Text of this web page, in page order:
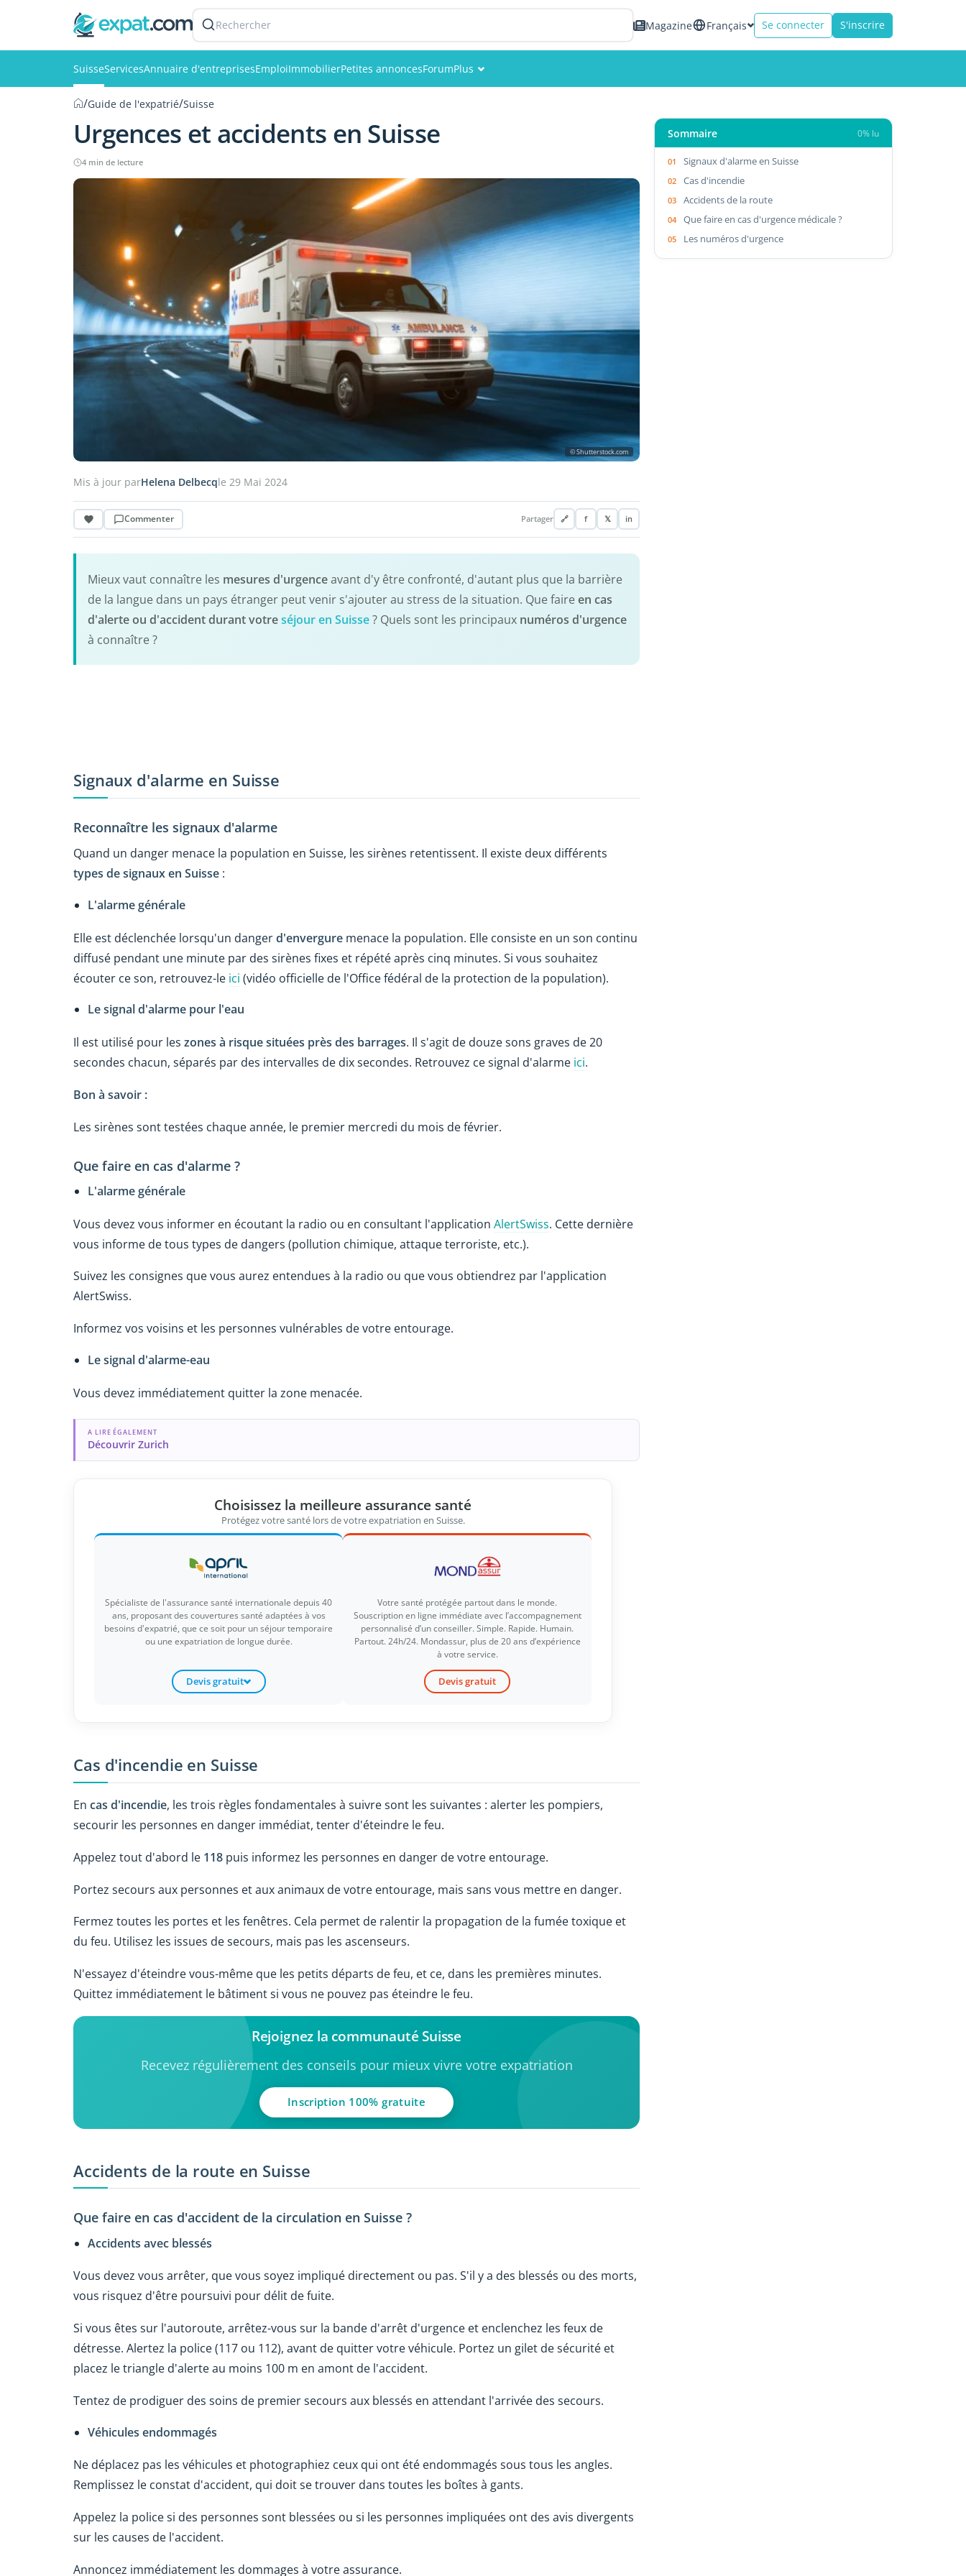
Rechercher Magazine Français Se connecter S'inscrire
SuisseServicesAnnuaire d'entreprisesEmploiImmobilierPetites annoncesForumPlus
/Guide de l'expatrié/Suisse
Urgences et accidents en Suisse
4 min de lecture
© Shutterstock.com
Mis à jour parHelena Delbecqle 29 Mai 2024
Commenter Partager 🔗 f 𝕏 in
Mieux vaut connaître les mesures d'urgenceavant d'y être confronté, d'autant plus que la barrière
de la langue dans un pays étranger peut venir s'ajouter au stress de la situation. Que faireen cas
d'alerte ou d'accident durant votreséjour en Suisse? Quels sont les principaux numéros d'urgence
à connaître ?
Signaux d'alarme en Suisse
Reconnaître les signaux d'alarme
Quand un danger menace la population en Suisse, les sirènes retentissent. Il existe deux différents
types de signaux en Suisse :
L'alarme générale
Elle est déclenchée lorsqu'un dangerd'envergure menace la population. Elle consiste en un son continu
diffusé pendant une minute par des sirènes fixes et répété après cinq minutes. Si vous souhaitez
écouter ce son, retrouvez-le ici (vidéo officielle de l'Office fédéral de la protection de la population).
Le signal d'alarme pour l'eau
Il est utilisé pour les zones à risque situées près des barrages. Il s'agit de douze sons graves de 20
secondes chacun, séparés par des intervalles de dix secondes. Retrouvez ce signal d'alarme ici.
Bon à savoir :
Les sirènes sont testées chaque année, le premier mercredi du mois de février.
Que faire en cas d'alarme ?
L'alarme générale
Vous devez vous informer en écoutant la radio ou en consultant l'application AlertSwiss. Cette dernière
vous informe de tous types de dangers (pollution chimique, attaque terroriste, etc.).
Suivez les consignes que vous aurez entendues à la radio ou que vous obtiendrez par l'application
AlertSwiss.
Informez vos voisins et les personnes vulnérables de votre entourage.
Le signal d'alarme-eau
Vous devez immédiatement quitter la zone menacée.
A LIRE ÉGALEMENT
Découvrir Zurich
Choisissez la meilleure assurance santé
Protégez votre santé lors de votre expatriation en Suisse.
Spécialiste de l'assurance santé internationale depuis 40
ans, proposant des couvertures santé adaptées à vos
besoins d'expatrié, que ce soit pour un séjour temporaire
ou une expatriation de longue durée.
Devis gratuit
Votre santé protégée partout dans le monde.
Souscription en ligne immédiate avec l’accompagnement
personnalisé d’un conseiller. Simple. Rapide. Humain.
Partout. 24h/24. Mondassur, plus de 20 ans d’expérience
à votre service.
Devis gratuit
Cas d'incendie en Suisse
En cas d'incendie, les trois règles fondamentales à suivre sont les suivantes : alerter les pompiers,
secourir les personnes en danger immédiat, tenter d'éteindre le feu.
Appelez tout d'abord le 118 puis informez les personnes en danger de votre entourage.
Portez secours aux personnes et aux animaux de votre entourage, mais sans vous mettre en danger.
Fermez toutes les portes et les fenêtres. Cela permet de ralentir la propagation de la fumée toxique et
du feu. Utilisez les issues de secours, mais pas les ascenseurs.
N'essayez d'éteindre vous-même que les petits départs de feu, et ce, dans les premières minutes.
Quittez immédiatement le bâtiment si vous ne pouvez pas éteindre le feu.
Rejoignez la communauté Suisse
Recevez régulièrement des conseils pour mieux vivre votre expatriation
Inscription 100% gratuite
Accidents de la route en Suisse
Que faire en cas d'accident de la circulation en Suisse ?
Accidents avec blessés
Vous devez vous arrêter, que vous soyez impliqué directement ou pas. S'il y a des blessés ou des morts,
vous risquez d'être poursuivi pour délit de fuite.
Si vous êtes sur l'autoroute, arrêtez-vous sur la bande d'arrêt d'urgence et enclenchez les feux de
détresse. Alertez la police (117 ou 112), avant de quitter votre véhicule. Portez un gilet de sécurité et
placez le triangle d'alerte au moins 100 m en amont de l'accident.
Tentez de prodiguer des soins de premier secours aux blessés en attendant l'arrivée des secours.
Véhicules endommagés
Ne déplacez pas les véhicules et photographiez ceux qui ont été endommagés sous tous les angles.
Remplissez le constat d'accident, qui doit se trouver dans toutes les boîtes à gants.
Appelez la police si des personnes sont blessées ou si les personnes impliquées ont des avis divergents
sur les causes de l'accident.
Annoncez immédiatement les dommages à votre assurance.
Sommaire 0% lu
Signaux d'alarme en Suisse
Cas d'incendie
Accidents de la route
Que faire en cas d'urgence médicale ?
Les numéros d'urgence